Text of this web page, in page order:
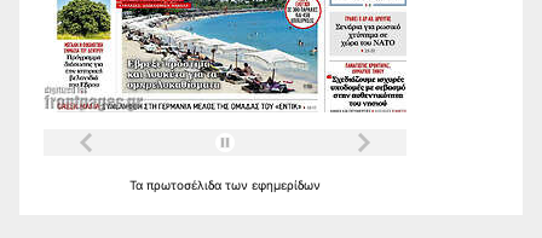
Τα πρωτοσέλιδα των εφημερίδων